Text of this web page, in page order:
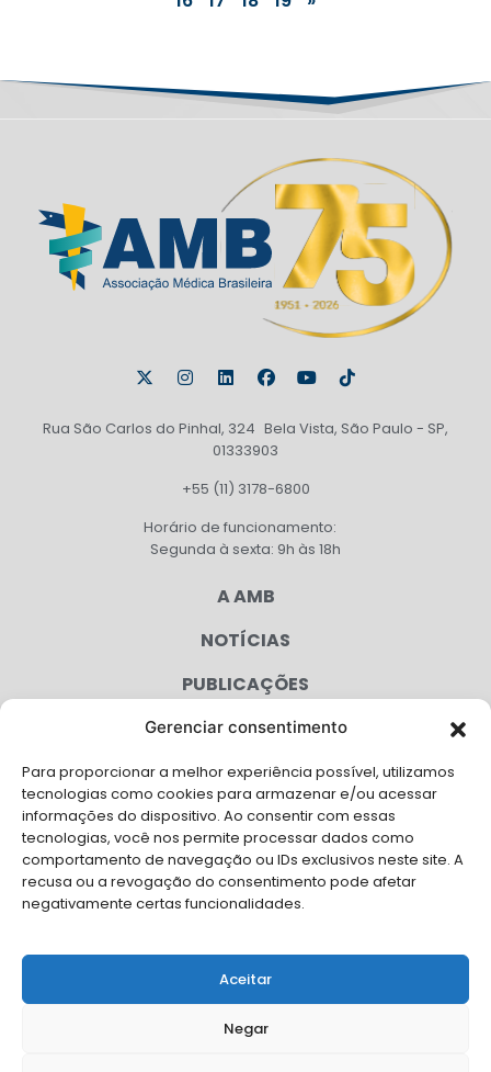
Gerenciar consentimento
Para proporcionar a melhor experiência possível, utilizamos
tecnologias como cookies para armazenar e/ou acessar
informações do dispositivo. Ao consentir com essas
tecnologias, você nos permite processar dados como
comportamento de navegação ou IDs exclusivos neste site. A
recusa ou a revogação do consentimento pode afetar
negativamente certas funcionalidades.
Aceitar
Negar
Rua São Carlos do Pinhal, 324 Bela Vista, São Paulo - SP,
01333903
+55 (11) 3178-6800
Horário de funcionamento:
Segunda à sexta: 9h às 18h
A AMB
NOTÍCIAS
PUBLICAÇÕES
CONGRESSO
AGENDA
CAMPANHAS
SERVIÇOS
FILIADAS
FALE CONOSCO
Solicite Apoio Institucional da AMB para o seu evento